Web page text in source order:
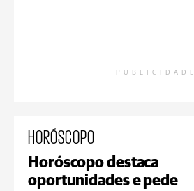
PUBLICIDADE
HORÓSCOPO
Horóscopo destaca
oportunidades e pede